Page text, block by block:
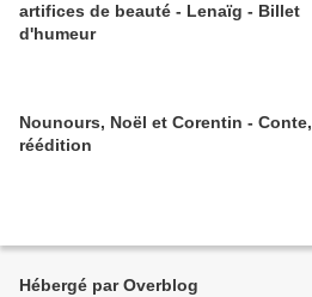
artifices de beauté - Lenaïg - Billet
d'humeur
Nounours, Noël et Corentin - Conte,
réédition
Hébergé par Overblog